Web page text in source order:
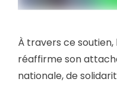
À travers ce soutien,
réaffirme son
nationale, de